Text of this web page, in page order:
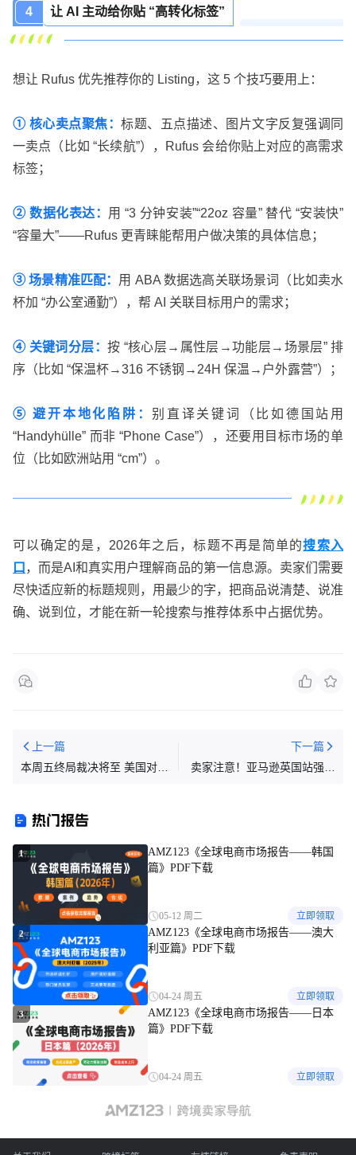
4 让 AI 主动给你贴 “高转化标签”
想让 Rufus 优先推荐你的 Listing，这 5 个技巧要用上：
① 核心卖点聚焦：标题、五点描述、图片文字反复强调同
一卖点（比如 “长续航”），Rufus 会给你贴上对应的高需求
标签；
② 数据化表达： 用 “3 分钟安装”“22oz 容量” 替代 “安装快”
“容量大”——Rufus 更青睐能帮用户做决策的具体信息；
③ 场景精准匹配： 用 ABA 数据选高关联场景词（比如卖水
杯加 “办公室通勤”），帮 AI 关联目标用户的需求；
④ 关键词分层： 按 “核心层→属性层→功能层→场景层” 排
序（比如 “保温杯→316 不锈钢→24H 保温→户外露营”）；
⑤ 避开本地化陷阱： 别直译关键词（比如德国站用
“Handyhülle” 而非 “Phone Case”），还要用目标市场的单
位（比如欧洲站用 “cm”）。
可以确定的是，2026年之后，标题不再是简单的搜索入
口 ， 而是AI和真实用户理解商品的第一信息源。卖家们需要
尽快适应新的标题规则，用最少的字，把商品说清楚、说准
确、说到位，才能在新一轮搜索与推荐体系中占据优势。
上一篇
​本周五终局裁决将至 美国对华
下一篇
卖家注意！亚马逊英国站强制
热门报告
1
AMZ123《全球电商市场报告——韩国
篇》PDF下载
05-12 周二 立即领取
2
AMZ123《全球电商市场报告——澳大
利亚篇》PDF下载
04-24 周五 立即领取
3
AMZ123《全球电商市场报告——日本
篇》PDF下载
04-24 周五 立即领取